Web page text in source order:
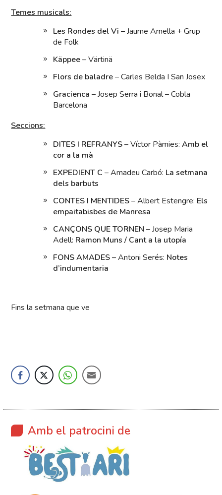
Temes musicals:
Les Rondes del Vi –Jaume Arnella + Grup
de Folk
Käppee– Värtinä
Flors de baladre– Carles Belda I San Josex
Gracienca – Josep Serra i Bonal – Cobla
Barcelona
Seccions:
DITES I REFRANYS– Víctor Pàmies: Amb el
cor a la mà
EXPEDIENT C – Amadeu Carbó: La setmana
dels barbuts
CONTES I MENTIDES– Albert Estengre: Els
empaitabisbes de Manresa
CANÇONS QUE TORNEN– Josep Maria
Adell: Ramon Muns / Cant a la utopía
FONS AMADES– Antoni Serés: Notes
d’indumentaria
Fins la setmana que ve
Amb el patrocini de